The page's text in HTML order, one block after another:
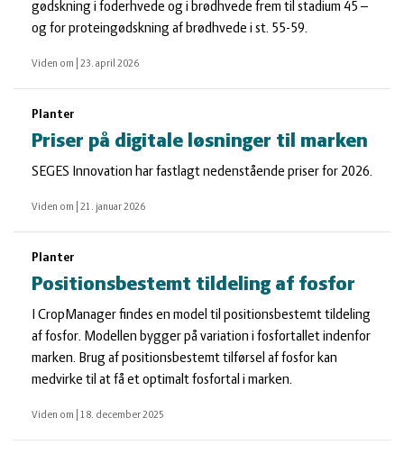
gødskning i foderhvede og i brødhvede frem til stadium 45 –
og for proteingødskning af brødhvede i st. 55-59.
Viden om 23. april 2026
Planter
Priser på digitale løsninger til marken
SEGES Innovation har fastlagt nedenstående priser for 2026.
Viden om 21. januar 2026
Planter
Positionsbestemt tildeling af fosfor
I CropManager findes en model til positionsbestemt tildeling
af fosfor. Modellen bygger på variation i fosfortallet indenfor
marken. Brug af positionsbestemt tilførsel af fosfor kan
medvirke til at få et optimalt fosfortal i marken.
Viden om 18. december 2025